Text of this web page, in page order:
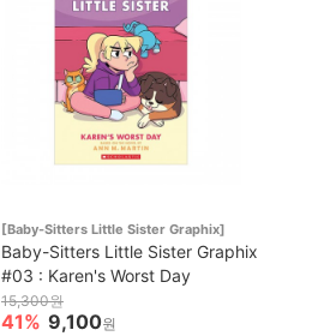
[Baby-Sitters Little Sister Graphix]
Baby-Sitters Little Sister Graphix
#03 : Karen's Worst Day
15,300원
41% 9,100원